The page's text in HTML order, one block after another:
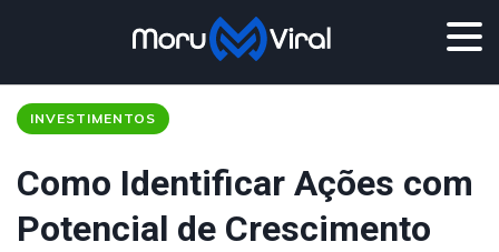
INVESTIMENTOS
Como Identificar Ações com
Potencial de Crescimento